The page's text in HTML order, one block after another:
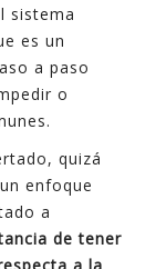
sistema
es un
a paso
o
quizá
enfoque
a
de tener